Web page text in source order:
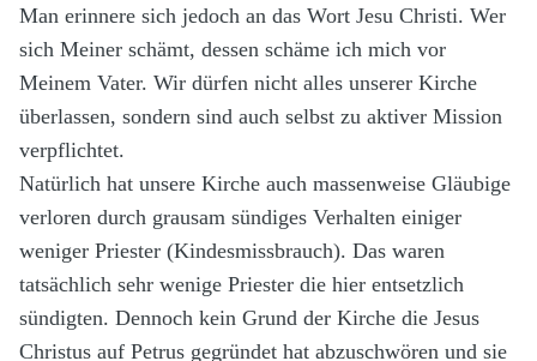
Man erinnere sich jedoch an das Wort Jesu Christi. Wer
sich Meiner schämt, dessen schäme ich mich vor
Meinem Vater. Wir dürfen nicht alles unserer Kirche
überlassen, sondern sind auch selbst zu aktiver Mission
verpflichtet.
Natürlich hat unsere Kirche auch massenweise Gläubige
verloren durch grausam sündiges Verhalten einiger
weniger Priester (Kindesmissbrauch). Das waren
tatsächlich sehr wenige Priester die hier entsetzlich
sündigten. Dennoch kein Grund der Kirche die Jesus
Christus auf Petrus gegründet hat abzuschwören und sie